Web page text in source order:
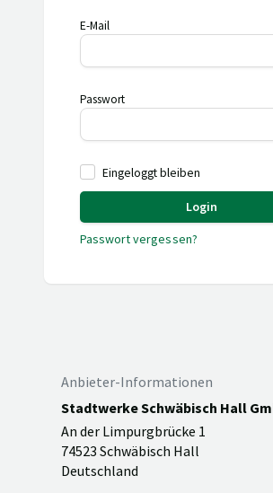
E-Mail
Passwort
Eingeloggt bleiben
Login
Passwort vergessen?
Anbieter-Informationen
Stadtwerke Schwäbisch Hall
An der Limpurgbrücke 1
74523 Schwäbisch Hall
Deutschland